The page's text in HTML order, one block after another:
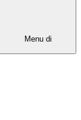
Menu di